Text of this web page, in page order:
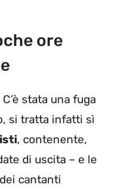
ore
stata una fuga
si tratta infatti sì
, contenente,
di uscita – e le
cantanti